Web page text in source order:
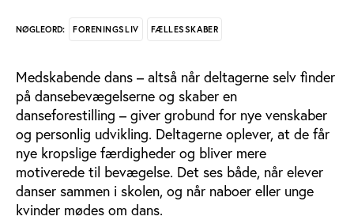
NØGLEORD: FORENINGSLIV FÆLLESSKABER
Medskabende dans – altså når deltagerne selv finder
på dansebevægelserne og skaber en
danseforestilling – giver grobund for nye venskaber
og personlig udvikling. Deltagerne oplever, at de får
nye kropslige færdigheder og bliver mere
motiverede til bevægelse. Det ses både, når elever
danser sammen i skolen, og når naboer eller unge
kvinder mødes om dans.